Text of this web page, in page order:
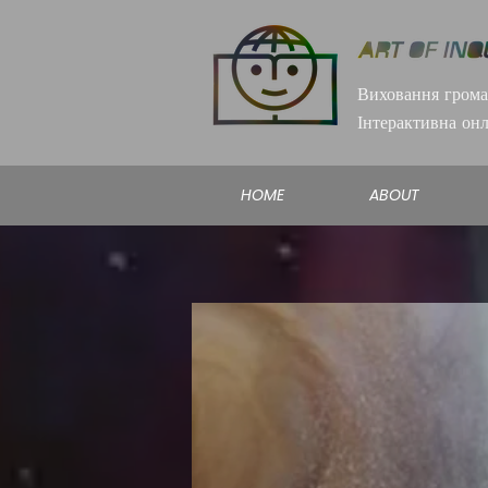
Виховання
Інтерактивна
HOME ABOUT